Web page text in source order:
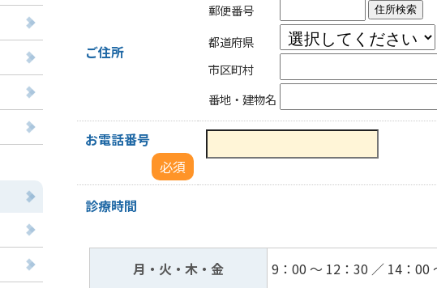
ご住所
郵便番号 住所検索
都道府県
市区町村
番地・建物名
お電話番号
必須
診療時間
月・火・木・金 9：00 ～ 12：30 ／ 14：00